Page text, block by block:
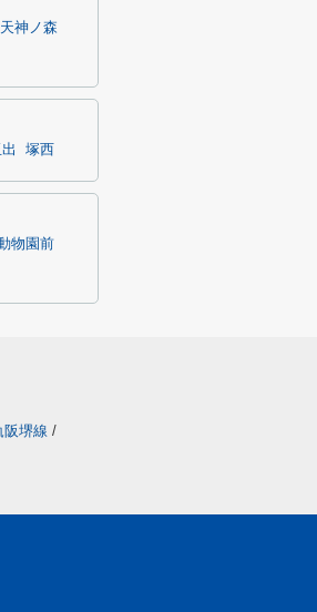
天神ノ森
塚西
物園前
阪堺線 /